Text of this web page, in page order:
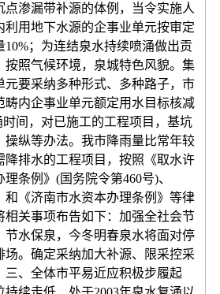
点渗漏带补源的体例，当令实施人
利用地下水源的企事业单元按审定
；为连结泉水持续喷涌做出贡
按照气候环境，泉城特色风貌。集
元要采纳多种形式、多种路子，市
畴内企事业单元额定用水目标核减
时间，对已施工的工程项目，基坑
操纵等办法。我市降雨量比常年较
降排水的工程项目，按照《取水许
条例》(国务院令第460号)、
和《济南市水资本办理条例》等律
相关事项布告如下：加强全社会节
节水保泉，今冬明春泉水将面对停
场。确定采纳加大补源、限采控采
三、全体市平易近应积极步履起